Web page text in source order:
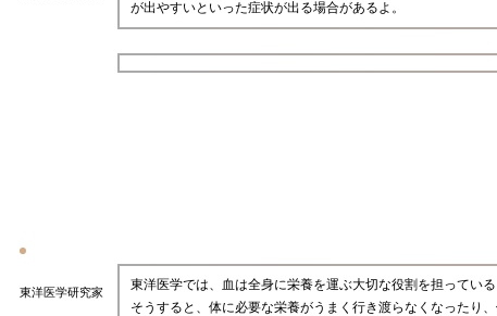
が出やすいといった症状が出る場合があるよ。
東洋医学研究家
東洋医学では、血は全身に栄養を運ぶ大切な役割を担ってい
そうすると、体に必要な栄養がうまく行き渡らなくなったり